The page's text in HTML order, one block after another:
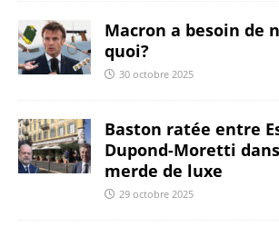
Macron a besoin de
quoi?
30 octobre 2025
Baston ratée entre
Dupond-Moretti
merde de luxe
29 octobre 2025